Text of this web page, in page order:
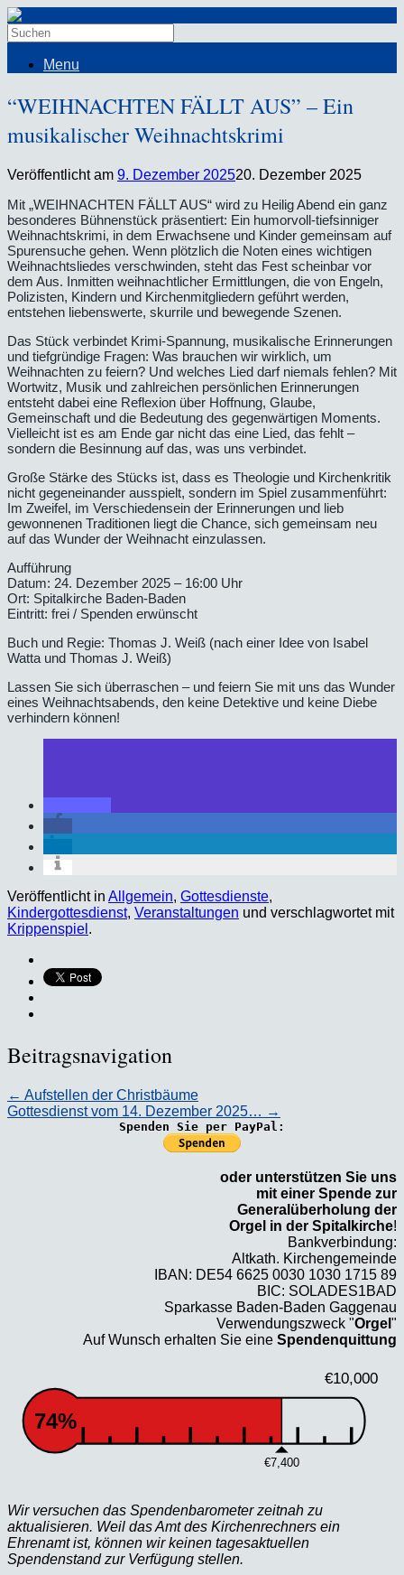
Menu
“WEIHNACHTEN FÄLLT AUS” – Ein
musikalischer Weihnachtskrimi
Veröffentlicht am 9. Dezember 202520. Dezember 2025
Mit „WEIHNACHTEN FÄLLT AUS“ wird zu Heilig Abend ein ganz
besonderes Bühnenstück präsentiert: Ein humorvoll-tiefsinniger
Weihnachtskrimi, in dem Erwachsene und Kinder gemeinsam auf
Spurensuche gehen. Wenn plötzlich die Noten eines wichtigen
Weihnachtsliedes verschwinden, steht das Fest scheinbar vor
dem Aus. Inmitten weihnachtlicher Ermittlungen, die von Engeln,
Polizisten, Kindern und Kirchenmitgliedern geführt werden,
entstehen liebenswerte, skurrile und bewegende Szenen.
Das Stück verbindet Krimi-Spannung, musikalische Erinnerungen
und tiefgründige Fragen: Was brauchen wir wirklich, um
Weihnachten zu feiern? Und welches Lied darf niemals fehlen? Mit
Wortwitz, Musik und zahlreichen persönlichen Erinnerungen
entsteht dabei eine Reflexion über Hoffnung, Glaube,
Gemeinschaft und die Bedeutung des gegenwärtigen Moments.
Vielleicht ist es am Ende gar nicht das eine Lied, das fehlt –
sondern die Besinnung auf das, was uns verbindet.
Große Stärke des Stücks ist, dass es Theologie und Kirchenkritik
nicht gegeneinander ausspielt, sondern im Spiel zusammenführt:
Im Zweifel, im Verschiedensein der Erinnerungen und lieb
gewonnenen Traditionen liegt die Chance, sich gemeinsam neu
auf das Wunder der Weihnacht einzulassen.
Aufführung
Datum: 24. Dezember 2025 – 16:00 Uhr
Ort: Spitalkirche Baden-Baden
Eintritt: frei / Spenden erwünscht
Buch und Regie: Thomas J. Weiß (nach einer Idee von Isabel
Watta und Thomas J. Weiß)
Lassen Sie sich überraschen – und feiern Sie mit uns das Wunder
eines Weihnachtsabends, den keine Detektive und keine Diebe
verhindern können!
Veröffentlicht in Allgemein, Gottesdienste,
Kindergottesdienst, Veranstaltungen und verschlagwortet mit
Krippenspiel .
Beitragsnavigation
← Aufstellen der Christbäume
Gottesdienst vom 14. Dezember 2025… →
Spenden Sie per PayPal:
oder unterstützen Sie uns
mit einer Spende zur
Generalüberholung der
Orgel in der Spitalkirche!
Bankverbindung:
Altkath. Kirchengemeinde
IBAN: DE54 6625 0030 1030 1715 89
BIC: SOLADES1BAD
Sparkasse Baden-Baden Gaggenau
Verwendungszweck "Orgel "
Auf Wunsch erhalten Sie eine Spendenquittung
€10,000
€7,400
74%
Wir versuchen das Spendenbarometer zeitnah zu
aktualisieren. Weil das Amt des Kirchenrechners ein
Ehrenamt ist, können wir keinen tagesaktuellen
Spendenstand zur Verfügung stellen.